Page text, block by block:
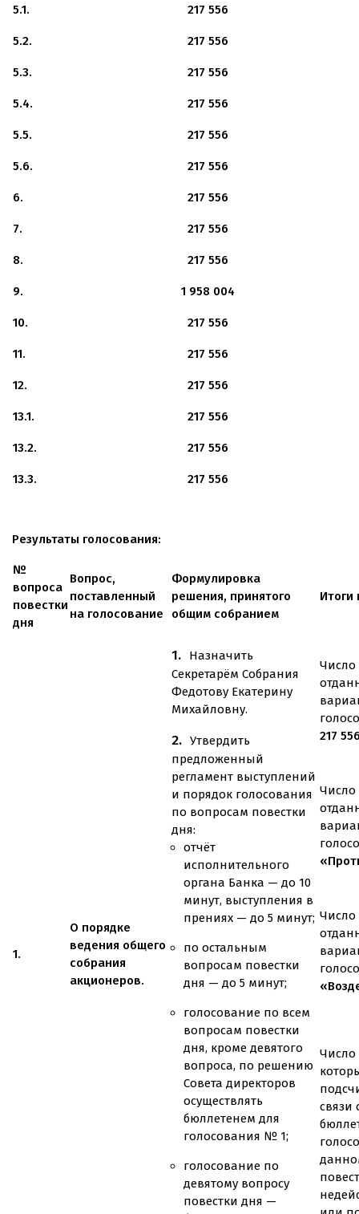
5.1. 217 556
5.2. 217 556
5.3. 217 556
5.4. 217 556
5.5. 217 556
5.6. 217 556
6. 217 556
7. 217 556
8. 217 556
9. 1 958 004
10. 217 556
11. 217 556
12. 217 556
13.1. 217 556
13.2. 217 556
13.3. 217 556
Результаты голосования:
№
вопроса
повестки
дня
Вопрос,
поставленный
на голосование
Формулировка
решения, принятого
общим собранием
Итоги
1.
О порядке
ведения общего
собрания
акционеров.
Назначить
Секретарём Собрания
Федотову Екатерину
Михайловну.
Утвердить
предложенный
регламент выступлений
и порядок голосования
по вопросам повестки
дня:
отчёт
исполнительного
органа Банка — до 10
минут, выступления в
прениях — до 5 минут;
по остальным
вопросам повестки
дня — до 5 минут;
голосование по всем
вопросам повестки
дня, кроме девятого
вопроса, по решению
Совета директоров
осуществлять
бюллетенем для
голосования № 1;
голосование по
девятому вопросу
повестки дня —
Число
217
Число
Число
Число
связи